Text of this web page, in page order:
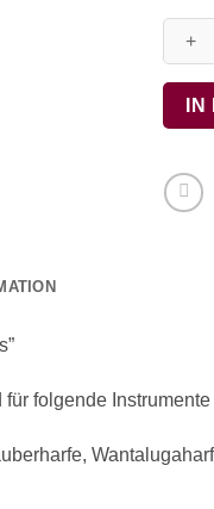
bitten,
komm
segne
uns
folgende